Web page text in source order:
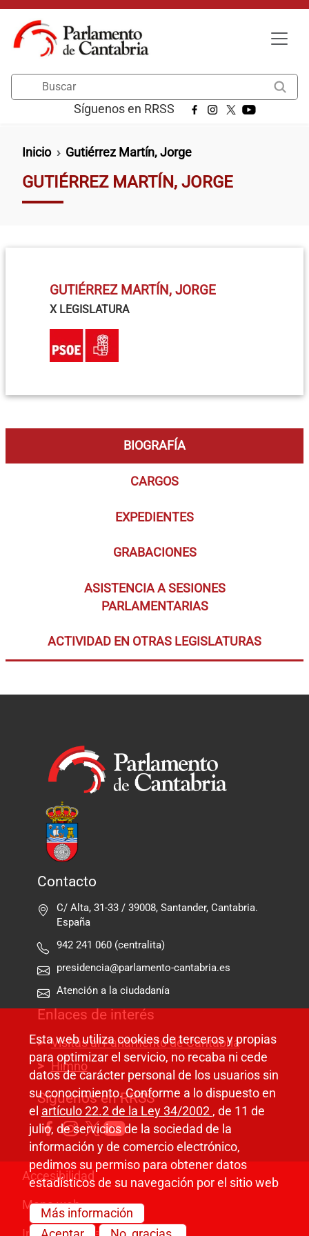
Pasar al contenido principal
Síguenos en RRSS
Ruta de navegación
Inicio Gutiérrez Martín, Jorge
GUTIÉRREZ MARTÍN, JORGE
GUTIÉRREZ MARTÍN, JORGE
X LEGISLATURA
BIOGRAFÍA
CARGOS
EXPEDIENTES
GRABACIONES
ASISTENCIA A SESIONES
PARLAMENTARIAS
ACTIVIDAD EN OTRAS LEGISLATURAS
Contacto
C/ Alta, 31-33 / 39008, Santander, Cantabria.
España
942 241 060 (centralita)
presidencia@parlamento-cantabria.es
Atención a la ciudadanía
Enlaces de interés
Visitas al Parlamento de Cantabria
Himno
Síguenos en RRSS
Pie de página
Accesibilidad
Mapa web
Esta web utiliza cookies de terceros y propias
para optimizar el servicio, no recaba ni cede
datos de carácter personal de los usuarios sin
su conocimiento. Conforme a lo dispuesto en
el artículo 22.2 de la Ley 34/2002 , de 11 de
julio, de servicios de la sociedad de la
información y de comercio electrónico,
pedimos su permiso para obtener datos
estadísticos de su navegación por el sitio web
Más información